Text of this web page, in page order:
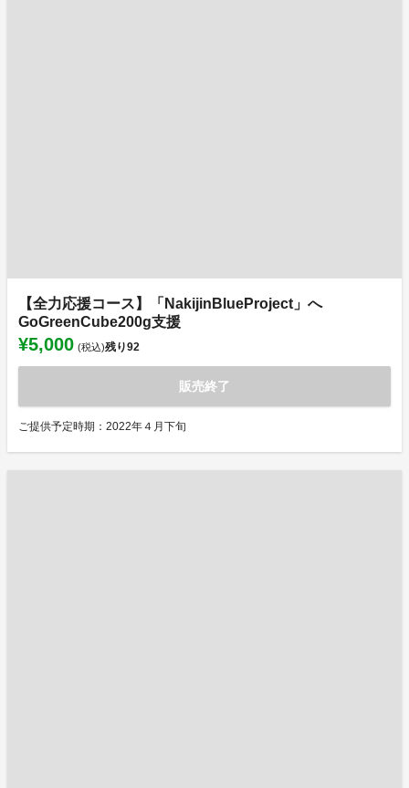
【全力応援コース】「NakijinBlueProject」へ
GoGreenCube200g支援
¥5,000 (税込)残り92
販売終了
ご提供予定時期：2022年４月下旬